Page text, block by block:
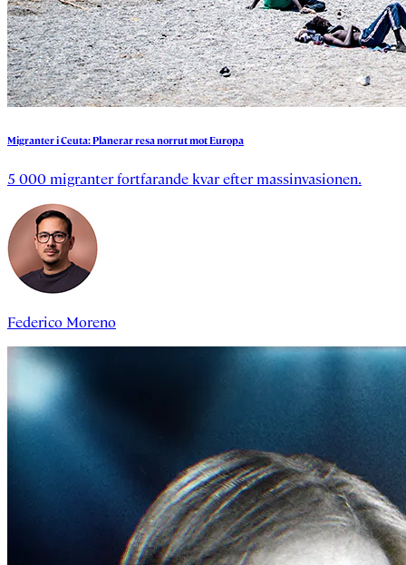
MigranteriCeuta:PlanerarresanorrutmotEuropa
5 000 migranter fortfarande kvar efter massinvasionen.
Federico Moreno